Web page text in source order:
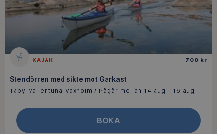
KAJAK 700 kr
Stendörren med sikte mot Garkast
Täby-Vallentuna-Vaxholm / Pågår mellan 14 aug - 16 aug
BOKA